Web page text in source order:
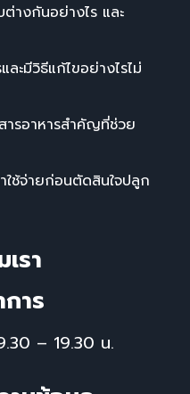
ต่างกันอย่างไร และ
ละมีวิธีแก้ไขอย่างไรไม่
ารอาหารสำคัญที่ช่วย
ใช้จ่ายก่อนตัดสินใจปลูก
รา
การ
– 19.30 น.